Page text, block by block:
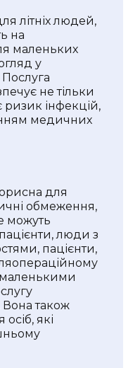
літніх людей,
на
маленьких
у
не тільки
ризик інфекцій,
медичних
для
обмеження,
можуть
пацієнти, люди з
пацієнти,
маленькими
також
які